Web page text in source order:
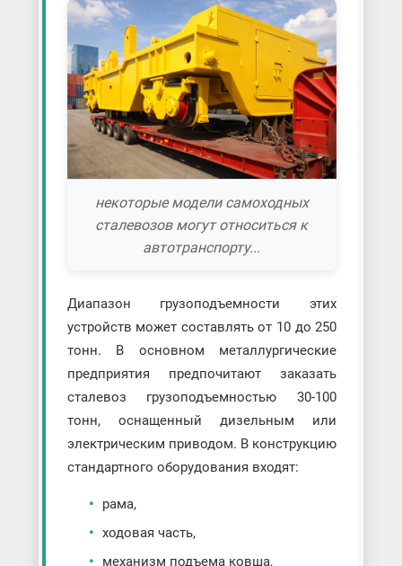
некоторые модели самоходных
сталевозов могут относиться к
автотранспорту...
Диапазон грузоподъемности этих
устройств может составлять от 10 до 250
тонн. В основном металлургические
предприятия предпочитают заказать
сталевоз грузоподъемностью 30-100
тонн, оснащенный дизельным или
электрическим приводом. В конструкцию
стандартного оборудования входят:
рама,
ходовая часть,
механизм подъема ковша,